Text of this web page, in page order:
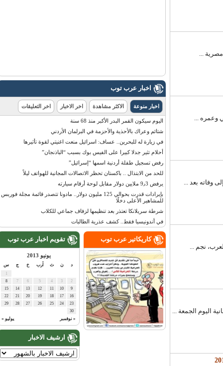
اخبار عرب توب
اخبار منوعة الاكثر مشاهدة اخر الاخبار اخر التعليقات
اليوم سيكون القمر البدر الأكبر منذ 68 سنة
شتائم وعراك بالأحذية والأحزمة في البرلمان الأردني
في زيارة له للبحرين.. عساف: اسرائيل منعت اغنيتي لقوة تأثيرها
أحلام تثير جدلا كبيرا على الفيس بوك بسبب “الباذنجان”
رفض تسجيل طفلة أردنية اسمها “إسرائيل”
للحد من الابتذال .. باكستان تحظر الاتصالات المجانية للهواتف ليلاً
يرفض 9٫3 ملايين دولار مقابل لوحة أرقام سيارته
بإيرادات قدرت بحوالي 125 مليون دولار.. مادونا تتصدر قائمة مجلة فوربس
للمشاهير الأعلى دخلًا
شرطة سريلانكا تعتذر بعد تنظيمها لزفاف جماعي للكلاب
في أندونيسيا فقط.. كشف عذرية الطالبات
تقويم اخبار عرب توب
يونيو 2013
أرب س
« نوفمبر يوليو »
ارشيف الاخبار
كاريكاتير عرب توب